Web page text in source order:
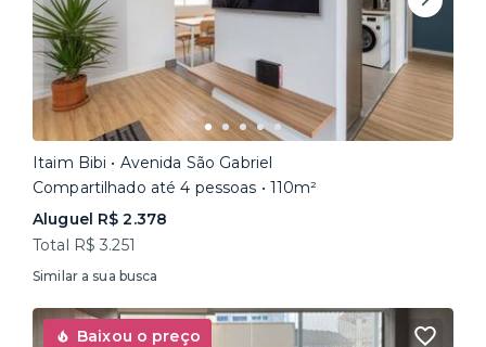
Itaim Bibi • Avenida São Gabriel
Compartilhado até 4 pessoas • 110m²
Aluguel R$ 2.378
Total R$ 3.251
Similar a sua busca
Baixou o preço